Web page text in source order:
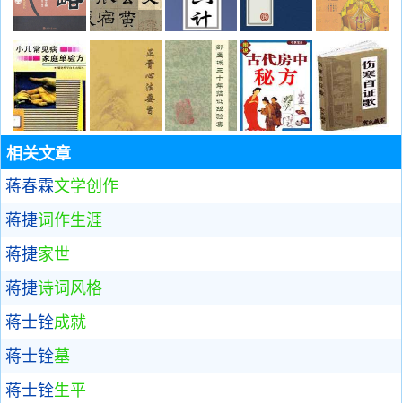
相关文章
蒋春霖文学创作
蒋捷词作生涯
蒋捷家世
蒋捷诗词风格
蒋士铨成就
蒋士铨墓
蒋士铨生平